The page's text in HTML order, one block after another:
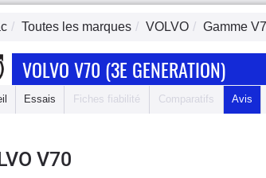
Toutes les marques VOLVO Gamme
VOLVO V70 (3E GENERATION)
Essais Fiches fiabilité Comparatifs Avis
V70